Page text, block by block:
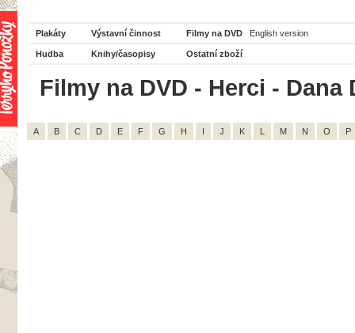
Plakáty Výstavní činnost Filmy na DVD English version
Hudba Knihy/časopisy Ostatní zboží
Filmy na DVD - Herci -
A B C D E F G H I J K L M N O P